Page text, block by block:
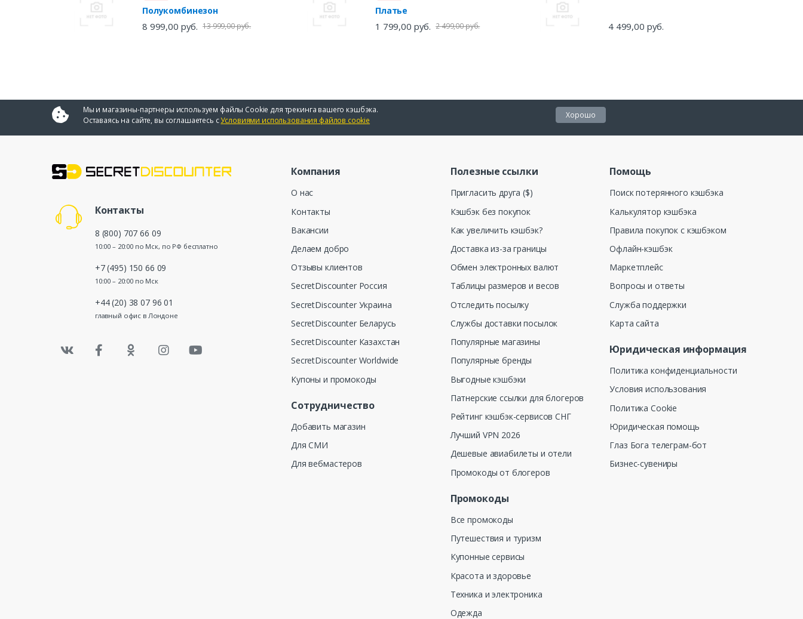
Полукомбинезон
8 999,00 руб. 13 999,00 руб.
Платье
1 799,00 руб. 2 499,00 руб. 4 499,00 руб.
Мы и магазины-партнеры используем файлы Cookie для трекинга вашего кэшбэка.
Оставаясь на сайте, вы соглашаетесь сУсловиями использования файлов cookie
Хорошо
Контакты
8 (800) 707 66 09
10:00 – 20:00 по Мск, по РФ бесплатно
+7 (495) 150 66 09
10:00 – 20:00 по Мск
+44 (20) 38 07 96 01
главный офис в Лондоне
Компания
О нас
Контакты
Вакансии
Делаем добро
Отзывы клиентов
SecretDiscounter Россия
SecretDiscounter Украина
SecretDiscounter Беларусь
SecretDiscounter Казахстан
SecretDiscounter Worldwide
Купоны и промокоды
Сотрудничество
Добавить магазин
Для СМИ
Для вебмастеров
Полезные ссылки
Пригласить друга ($)
Кэшбэк без покупок
Как увеличить кэшбэк?
Доставка из-за границы
Обмен электронных валют
Таблицы размеров и весов
Отследить посылку
Службы доставки посылок
Популярные магазины
Популярные бренды
Выгодные кэшбэки
Патнерские ссылки для блогеров
Рейтинг кэшбэк-сервисов СНГ
Лучший VPN 2026
Дешевые авиабилеты и отели
Промокоды от блогеров
Промокоды
Все промокоды
Путешествия и туризм
Купонные сервисы
Красота и здоровье
Техника и электроника
Одежда
Помощь
Поиск потерянного кэшбэка
Калькулятор кэшбэка
Правила покупок с кэшбэком
Офлайн-кэшбэк
Маркетплейс
Вопросы и ответы
Служба поддержки
Карта сайта
Юридическая информация
Политика конфиденциальности
Условия использования
Политика Cookie
Юридическая помощь
Глаз Бога телеграм-бот
Бизнес-сувениры